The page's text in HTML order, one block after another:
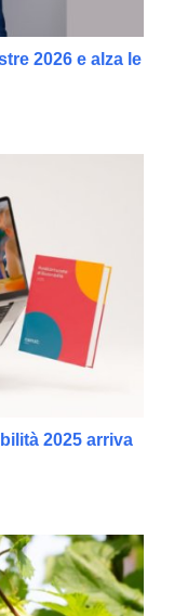
2026 e alza le
2025 arriva